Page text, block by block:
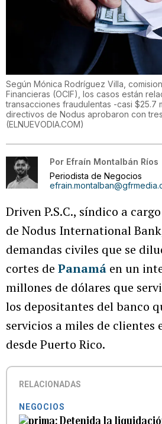
Según Mónica Rodríguez Villa,
Financieras (OCIF), los casos están
transacciones fraudulentas -casi $25.7
directivos de Nodus aprobaron con
(ELNUEVODIA.COM)
Por Efraín Montalbán Ríos
Periodista de Negocios
Driven P.S.C., síndico a
de Nodus International
demandas civiles que se
cortes de Panamá en un
millones de dólares que
los depositantes del banco
servicios a miles de clientes
desde Puerto Rico.
RELACIONADAS
NEGOCIOS
Detenida la